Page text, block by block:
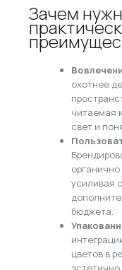
Зачем
охотнее
читаемая
свет и
усиливая
бюджета.
цветов в